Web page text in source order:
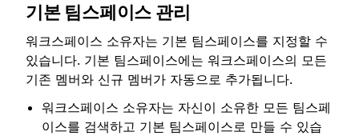
기본 팀스페이스 관리
워크스페이스 소유자는 기본 팀스페이스를 지정할 수
있습니다. 기본 팀스페이스에는 워크스페이스의 모든
기존 멤버와 신규 멤버가 자동으로 추가됩니다.
워크스페이스 소유자는 자신이 소유한 모든 팀스페
이스를 검색하고 기본 팀스페이스로 만들 수 있습